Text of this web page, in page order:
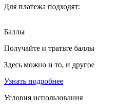
Для платежа подходят:
Баллы
Получайте и тратьте баллы
Здесь можно и то, и другое
Узнать подробнее
Условия использования